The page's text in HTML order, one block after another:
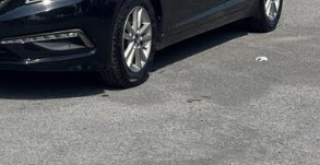
Affaire